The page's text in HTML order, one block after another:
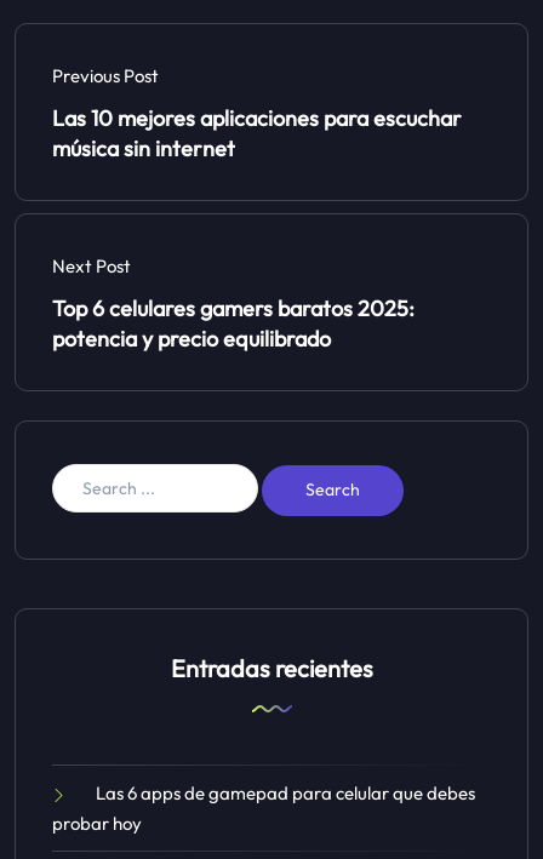
Previous Post
Las 10 mejores aplicaciones para escuchar
música sin internet
Next Post
Top 6 celulares gamers baratos 2025:
potencia y precio equilibrado
Entradas recientes
Las 6 apps de gamepad para celular que debes
probar hoy